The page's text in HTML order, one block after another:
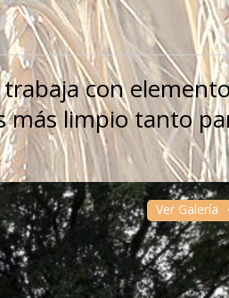
con
más limpio tanto
Ver Galería